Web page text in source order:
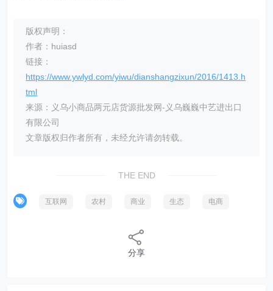
版权声明：
作者：huiasd
链接：
https://www.ywlyd.com/yiwu/dianshangzixun/2016/1413.h
tml
来源：义乌小商品两元店货源批发网-义乌巍巍中艺进出口
有限公司
文章版权归作者所有，未经允许请勿转载。
THE END
互联网 农村 商业 生态 电商
分享